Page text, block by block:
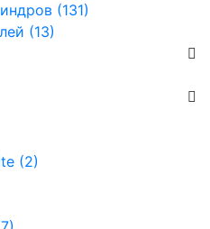
(131)
(13)
(2)